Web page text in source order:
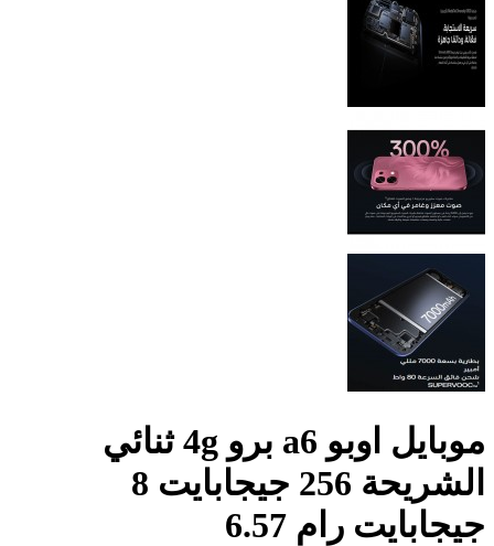
موبايل اوبو a6 برو 4g ثنائي
الشريحة 256 جيجابايت 8
جيجابايت رام 6.57